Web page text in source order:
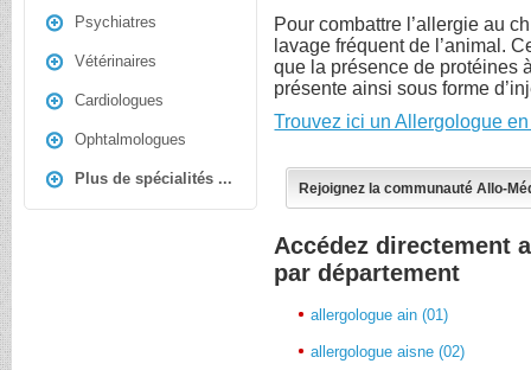
Psychiatres
Vétérinaires
Cardiologues
Ophtalmologues
Plus de spécialités ...
Pour combattre l’allergie au
lavage fréquent de l’animal.
que la présence de protéines
présente ainsi sous forme
Trouvez ici un Allergologue
Rejoignez la communauté Allo-
Accédez directement
par département
allergologue ain (01)
allergologue aisne (02)